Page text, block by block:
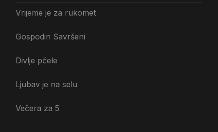
Vrijeme je za rukomet
Gospodin Savršeni
Divlje pčele
Ljubav je na selu
Večera za 5